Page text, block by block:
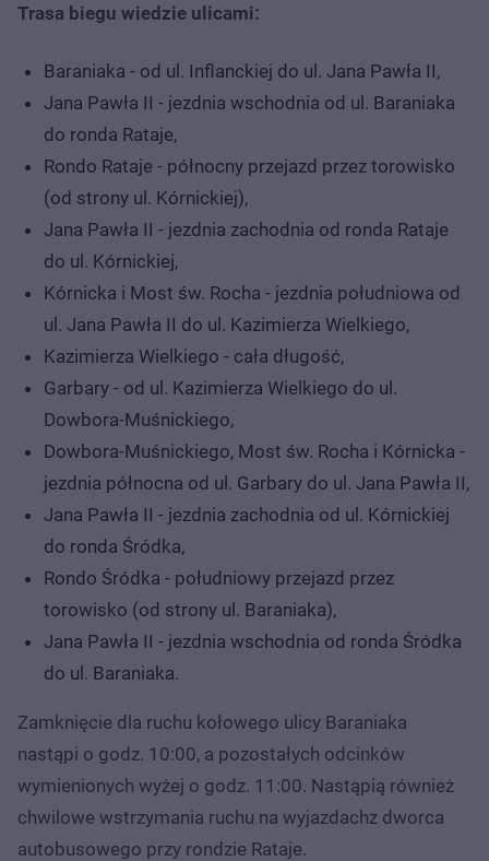
Trasa biegu wiedzie ulicami:
Baraniaka - od ul. Inflanckiej do ul. Jana Pawła II,
Jana Pawła II - jezdnia wschodnia od ul. Baraniaka
do ronda Rataje,
Rondo Rataje - północny przejazd przez torowisko
(od strony ul. Kórnickiej),
Jana Pawła II - jezdnia zachodnia od ronda Rataje
do ul. Kórnickiej,
Kórnicka i Most św. Rocha - jezdnia południowa od
ul. Jana Pawła II do ul. Kazimierza Wielkiego,
Kazimierza Wielkiego - cała długość,
Garbary - od ul. Kazimierza Wielkiego do ul.
Dowbora-Muśnickiego,
Dowbora-Muśnickiego, Most św. Rocha i Kórnicka -
jezdnia północna od ul. Garbary do ul. Jana Pawła II,
Jana Pawła II - jezdnia zachodnia od ul. Kórnickiej
do ronda Śródka,
Rondo Śródka - południowy przejazd przez
torowisko (od strony ul. Baraniaka),
Jana Pawła II - jezdnia wschodnia od ronda Śródka
do ul. Baraniaka.
Zamknięcie dla ruchu kołowego ulicy Baraniaka
nastąpi o godz. 10:00, a pozostałych odcinków
wymienionych wyżej o godz. 11:00. Nastąpią również
chwilowe wstrzymania ruchu na wyjazdachz dworca
autobusowego przy rondzie Rataje.